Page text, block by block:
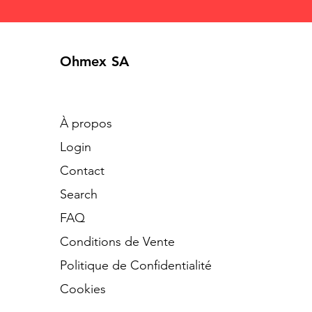
Ohmex SA
À propos
Login
Contact
Search
​FAQ
Conditions de Vente
Politique de Confidentialité
Cookies